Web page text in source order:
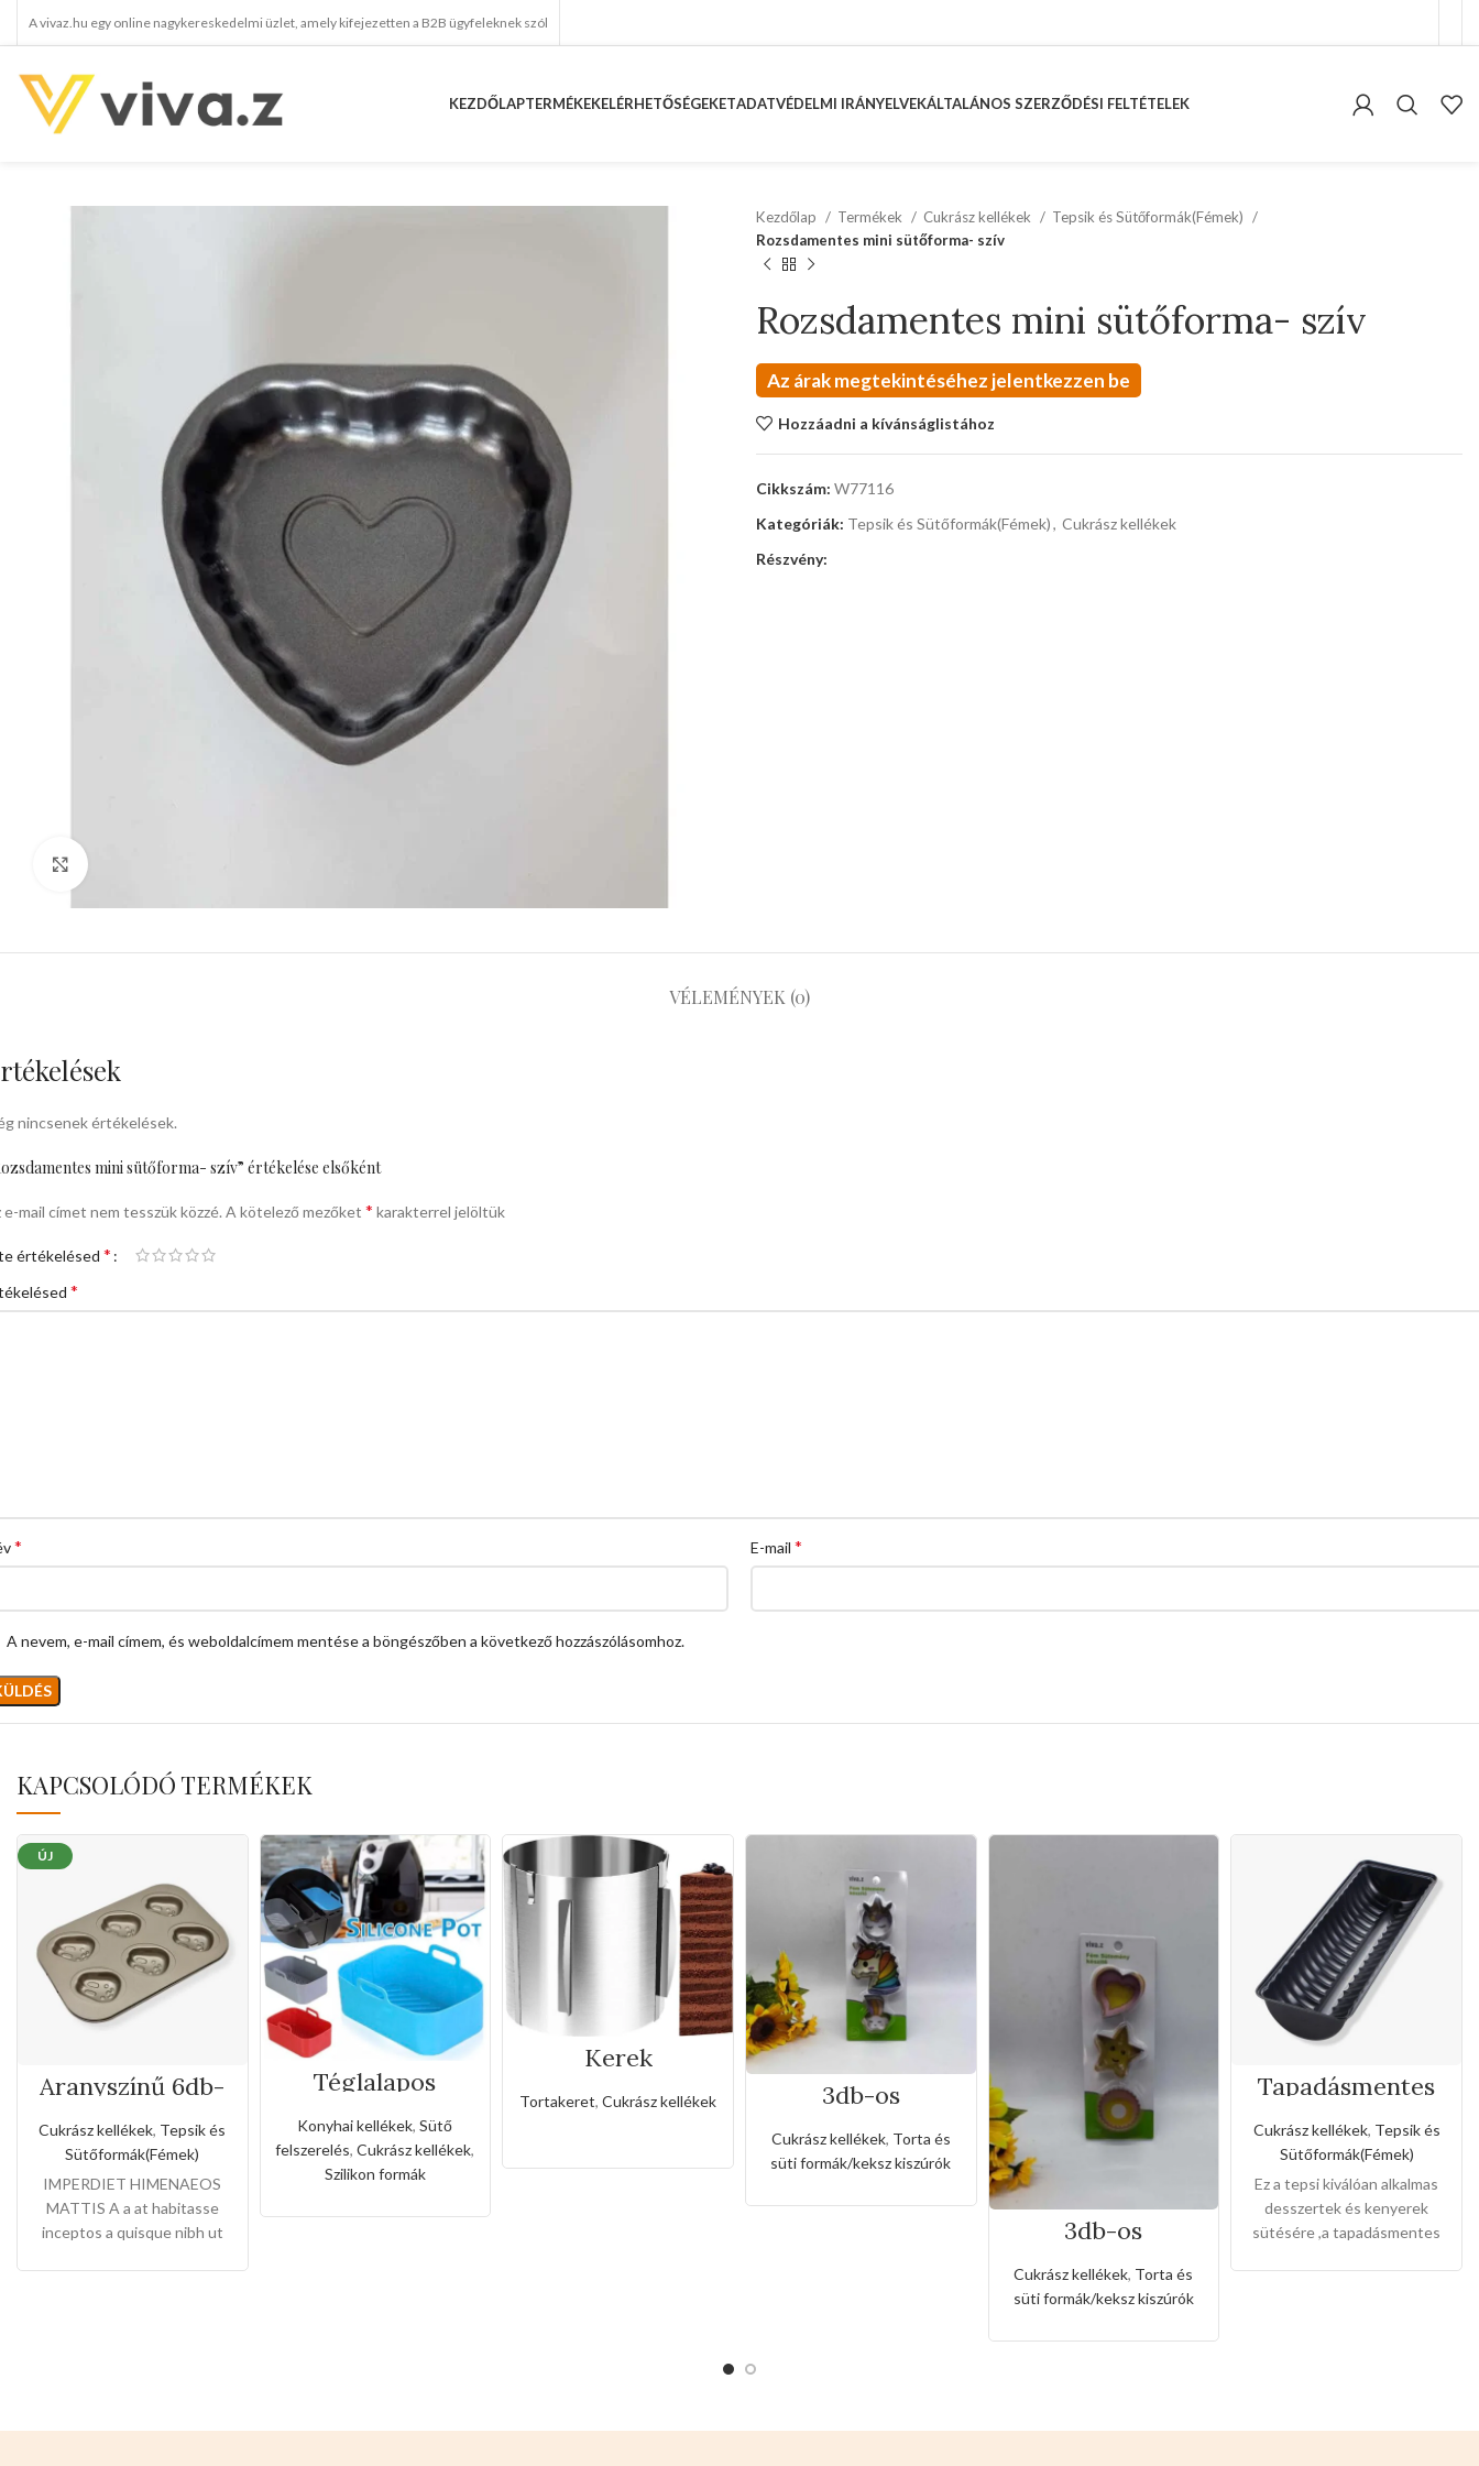
A vivaz.hu egy online nagykereskedelmi üzlet, amely kifejezetten a B2B ügyfeleknek szól
KEZDŐLAPTERMÉKEKELÉRHETŐSÉGEKETADATVÉDELMI IRÁNYELVEKÁLTALÁNOS SZERZŐDÉSI FELTÉTELEK
Kezdőlap Termékek Cukrász kellékek
Tepsik és Sütőformák(Fémek)
Rozsdamentes mini sütőforma- szív
Rozsdamentes mini sütőforma- szív
Az árak megtekintéséhez jelentkezzen be
Hozzáadni a kívánságlistához
Cikkszám: W77116
Kategóriák: Tepsik és Sütőformák(Fémek), Cukrász kellékek
Részvény:
VÉLEMÉNYEK (0)
nincsenek értékelések.
mini sütőforma- szív” értékelése elsőként
e-mail címet nem tesszük közzé. A kötelező mezőket * karakterrel jelöltük
értékelésed *
*
* E-mail *
A nevem, e-mail címem, és weboldalcímem mentése a böngészőben a következő hozzászólásomhoz.
KAPCSOLÓDÓ TERMÉKEK
ÚJ
Aranyszínű 6db-
os nyuszi formájú
tepsi
Cukrász kellékek, Tepsik és
Sütőformák(Fémek)
IMPERDIET HIMENAEOS
MATTIS A a at habitasse
inceptos a quisque nibh ut
Téglalapos
szilikon forma
forró levegős
sütőhöz
Konyhai kellékek,Sütő
felszerelés,Cukrász kellékek,
Szilikon formák
Kerek
állítható
sütőkeret-20cm
Tortakeret,Cukrász kellékek 3db-os
kiszúró készlet
unikornis és
szivárvány alakkal
Cukrász kellékek, Torta és
süti formák/keksz kiszúrók
3db-os
rozsdamentes
kiszúró készlet
szív,csillag és
kerek alakkal
Cukrász kellékek, Torta és
süti formák/keksz kiszúrók
Tapadásmentes
forma(Kis méret)
Cukrász kellékek, Tepsik és
Sütőformák(Fémek)
Ez a tepsi kiválóan alkalmas
desszertek és kenyerek
sütésére ,a tapadásmentes